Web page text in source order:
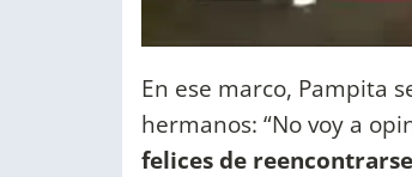
En ese marco, Pampita
hermanos: “No voy a
felices de